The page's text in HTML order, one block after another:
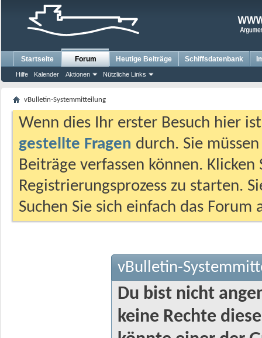
Startseite Forum
Hilfe Kalender Aktionen Nützliche Links
Heutige Beiträge Schiffsdatenbank
vBulletin-Systemmitteilung
Wenn dies Ihr erster Besuch hier
gestellte Fragen durch. Sie
Beiträge verfassen können.
Registrierungsprozess zu starten.
Suchen Sie sich einfach das
vBulletin-
Du bist nicht
keine Rechte